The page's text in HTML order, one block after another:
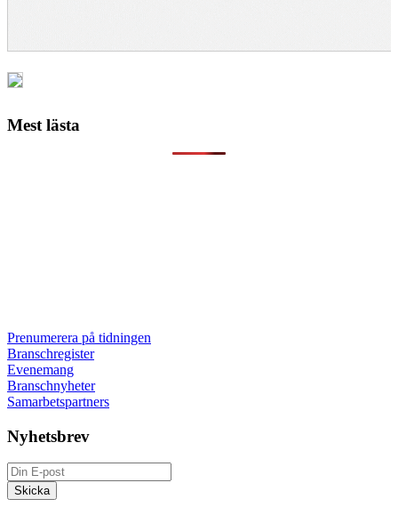
Mest lästa
Prenumerera på tidningen
Branschregister
Evenemang
Branschnyheter
Samarbetspartners
Nyhetsbrev